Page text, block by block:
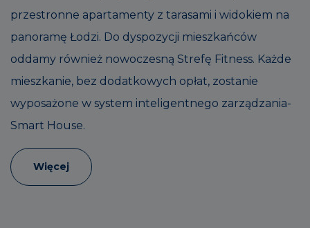
przestronne apartamenty z tarasami i widokiem na
panoramę Łodzi. Do dyspozycji mieszkańców
oddamy również nowoczesną Strefę Fitness. Każde
mieszkanie, bez dodatkowych opłat, zostanie
wyposażone w system inteligentnego zarządzania-
Smart House.
Więcej